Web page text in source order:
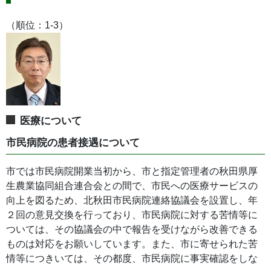
（順位：1-3）
医療について
市民病院の患者接遇について
市では市民病院開業当初から、市と指定管理者の秋田県厚
生農業協同組合連合会との間で、市民への医療サービスの
向上を図るため、北秋田市民病院連絡協議会を設置し、年
２回の意見交換を行っており、市民病院に対する苦情等に
ついては、その協議会の中で報告を受けながら改善できる
ものは対応をお願いしています。また、市に寄せられた苦
情等につきいては、その都度、市民病院に事実確認をしな